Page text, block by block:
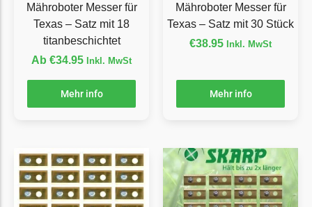
Begrenzungsdraht
Garden Feelings
Garden Feelings Messer
Begrenzungsdraht
Greenworks
Begrenzungsdraht
Grouw
Grouw Messer
Mähroboter Messer für
Texas – Satz mit 18
titanbeschichtet
Ab €34.95 Inkl. MwSt
Mehr info
Mähroboter Messer für
Texas – Satz mit 30 Stück
€38.95 Inkl. MwSt
Mehr info